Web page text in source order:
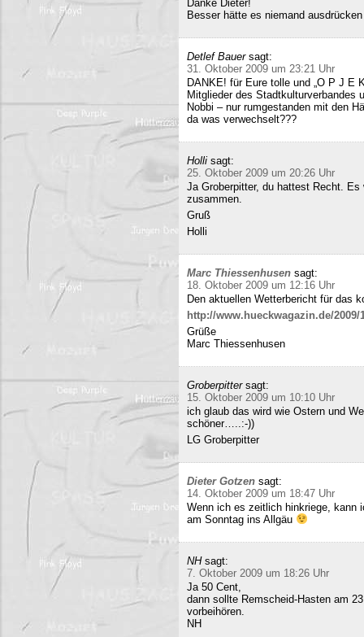
Danke Dieter!
Besser hätte es niemand
Detlef Bauer sagt:
31. Oktober 2009 um 23:21 Uhr
DANKE! für Eure tolle und „O P J E
Mitglieder des Stadtkulturverbandes
Nobbi – nur rumgestanden mit den
da was verwechselt???
Holli sagt:
25. Oktober 2009 um 20:26 Uhr
Ja Groberpitter, du hattest Recht.
zusammen.
Gruß
Holli
Marc Thiessenhusen sagt:
18. Oktober 2009 um 12:16 Uhr
Den aktuellen Wetterbericht für das
http://www.hueckwagazin.de/2009/
Grüße
Marc Thiessenhusen
Groberpitter sagt:
15. Oktober 2009 um 10:10 Uhr
ich glaub das wird wie Ostern und
schöner…..:-))
LG Groberpitter
Dieter Gotzen sagt:
14. Oktober 2009 um 18:47 Uhr
Wenn ich es zeitlich hinkriege, kann
am Sonntag ins Allgäu
NH sagt:
7. Oktober 2009 um 18:26 Uhr
Ja 50 Cent,
dann sollte Remscheid-Hasten am
vorbeihören.
NH